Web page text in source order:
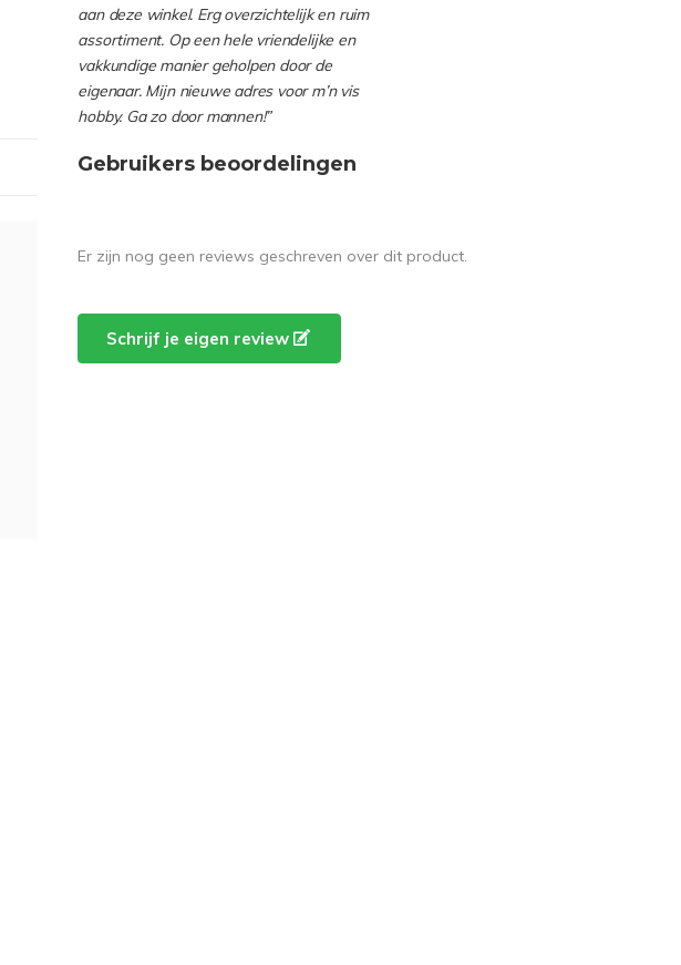
aan deze winkel. Erg overzichtelijk en ruim
assortiment. Op een hele vriendelijke en
vakkundige manier geholpen door de
eigenaar. Mijn nieuwe adres voor m’n vis
hobby. Ga zo door mannen!”
Gebruikers beoordelingen
Er zijn nog geen reviews geschreven over dit product.
Schrijf je eigen review